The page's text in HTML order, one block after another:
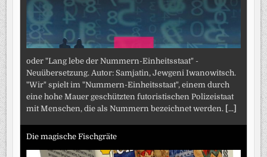
oder "Lang lebe der Nummern-Einheitsstaat" -
Neuübersetzung. Autor: Samjatin, Jewgeni Iwanowitsch.
"Wir" spielt im "Nummern-Einheitsstaat", einem durch
eine hohe Mauer geschützten futoristischen Polizeistaat
mit Menschen, die als Nummern bezeichnet werden. [...]
Die magische Fischgräte